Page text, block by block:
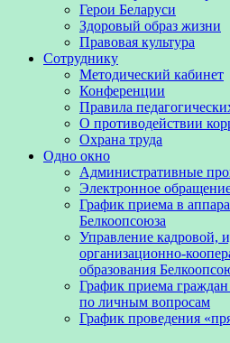
Герои Беларуси
Здоровый образ жизни
Правовая культура
Сотруднику
Методический кабинет
Конференции
Правила
О противодействии
Охрана труда
Одно окно
Административные
Электронное
График приема в
Белкоопсоюза
Управление кадровой,
организационно-
образования
График приема
по личным вопросам
График проведения